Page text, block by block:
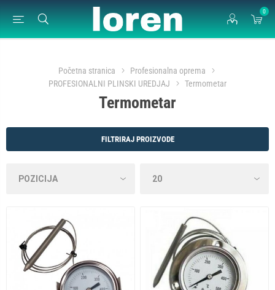
0
Početna stranica
Profesionalna oprema
PROFESIONALNI PLINSKI UREDJAJ
Termometar
Termometar
FILTRIRAJ PROIZVODE